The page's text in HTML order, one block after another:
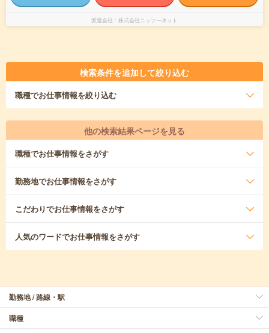
派遣会社 株式会社ニッソーネット
検索条件を追加して絞り込む
職種でお仕事情報を絞り込む
他の検索結果ページを見る
職種でお仕事情報をさがす
勤務地でお仕事情報をさがす
こだわりでお仕事情報をさがす
人気のワードでお仕事情報をさがす
勤務地 / 路線・駅
職種